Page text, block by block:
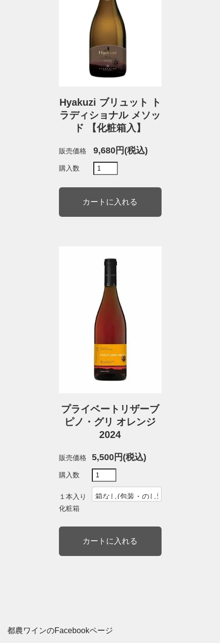
Hyakuzi ブリュット ト
ラディショナル メソッ
ド 【化粧箱入】
販売価格 9,680円(税込)
購入数
プライベートリザーブ
ピノ・グリ オレンジ
2024
販売価格 5,500円(税込)
購入数
１本入り
化粧箱
都農ワインのFacebookページ